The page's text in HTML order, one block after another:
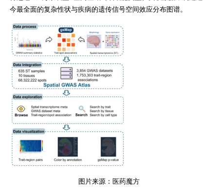
今最全面的复杂性状与疾病的遗传信号空间效应分布图谱。
图片来源：医药魔方